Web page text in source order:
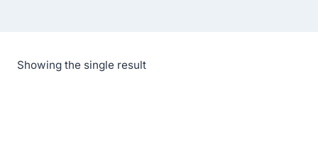
Showing the single result